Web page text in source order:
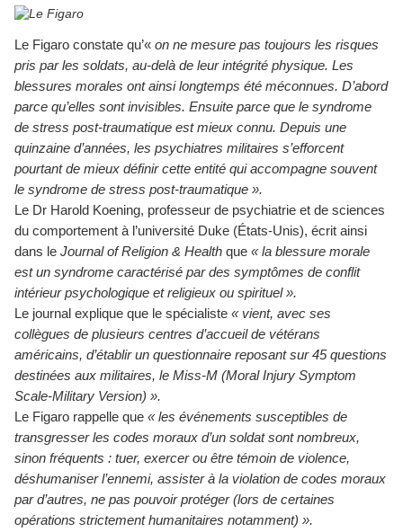
Le Figaro constate qu’« on ne mesure pas toujours les risques
pris par les soldats, au-delà de leur intégrité physique. Les
blessures morales ont ainsi longtemps été méconnues. D’abord
parce qu’elles sont invisibles. Ensuite parce que le syndrome
de stress post-traumatique est mieux connu. Depuis une
quinzaine d’années, les psychiatres militaires s’efforcent
pourtant de mieux définir cette entité qui accompagne souvent
le syndrome de stress post-traumatique ».
Le Dr Harold Koening, professeur de psychiatrie et de sciences
du comportement à l’université Duke (États-Unis), écrit ainsi
dans le Journal of Religion & Health que « la blessure morale
est un syndrome caractérisé par des symptômes de conflit
intérieur psychologique et religieux ou spirituel ».
Le journal explique que le spécialiste « vient, avec ses
collègues de plusieurs centres d’accueil de vétérans
américains, d’établir un questionnaire reposant sur 45 questions
destinées aux militaires, le Miss-M (Moral Injury Symptom
Scale-Military Version) ».
Le Figaro rappelle que « les événements susceptibles de
transgresser les codes moraux d’un soldat sont nombreux,
sinon fréquents : tuer, exercer ou être témoin de violence,
déshumaniser l’ennemi, assister à la violation de codes moraux
par d’autres, ne pas pouvoir protéger (lors de certaines
opérations strictement humanitaires notamment) ».